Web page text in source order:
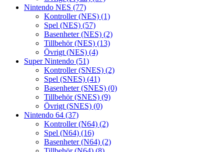
Nintendo NES (77)
Kontroller (NES) (1)
Spel (NES) (57)
Basenheter (NES) (2)
Tillbehör (NES) (13)
Övrigt (NES) (4)
Super Nintendo (51)
Kontroller (SNES) (2)
Spel (SNES) (41)
Basenheter (SNES) (0)
Tillbehör (SNES) (9)
Övrigt (SNES) (0)
Nintendo 64 (37)
Kontroller (N64) (2)
Spel (N64) (16)
Basenheter (N64) (2)